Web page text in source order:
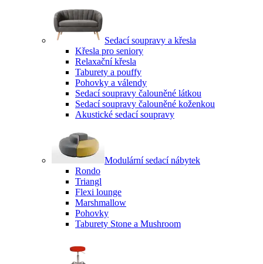
Sedací soupravy a křesla
Křesla pro seniory
Relaxační křesla
Taburety a pouffy
Pohovky a válendy
Sedací soupravy čalouněné látkou
Sedací soupravy čalouněné koženkou
Akustické sedací soupravy
Modulární sedací nábytek
Rondo
Triangl
Flexi lounge
Marshmallow
Pohovky
Taburety Stone a Mushroom